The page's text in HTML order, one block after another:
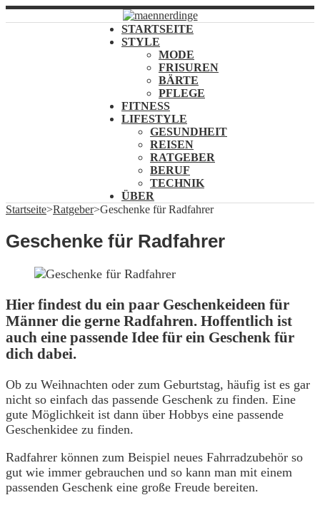
STARTSEITE
STYLE
MODE
FRISUREN
BÄRTE
PFLEGE
FITNESS
LIFESTYLE
GESUNDHEIT
REISEN
RATGEBER
BERUF
TECHNIK
ÜBER
Startseite>Ratgeber>Geschenke für Radfahrer
Geschenke für Radfahrer
Hier findest du ein paar Geschenkeideen für
Männer die gerne Radfahren. Hoffentlich ist
auch eine passende Idee für ein Geschenk für
dich dabei.
Ob zu Weihnachten oder zum Geburtstag, häufig ist es gar
nicht so einfach das passende Geschenk zu finden. Eine
gute Möglichkeit ist dann über Hobbys eine passende
Geschenkidee zu finden.
Radfahrer können zum Beispiel neues Fahrradzubehör so
gut wie immer gebrauchen und so kann man mit einem
passenden Geschenk eine große Freude bereiten.